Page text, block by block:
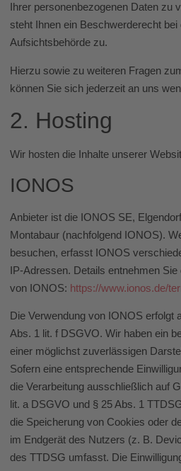
Ihrer personenbezogenen Daten zu
steht Ihnen ein Beschwerderecht bei
Aufsichtsbehörde zu.
Hierzu sowie zu weiteren Fragen
können Sie sich jederzeit an uns
2. Hosting
Wir hosten die Inhalte unserer
IONOS
Anbieter ist die IONOS SE,
Montabaur (nachfolgend IONOS).
besuchen, erfasst IONOS
IP-Adressen. Details entnehmen
von IONOS: https://www.ionos.de/
Die Verwendung von IONOS erfolgt
Abs. 1 lit. f DSGVO. Wir haben ein
einer möglichst zuverlässigen
Sofern eine entsprechende
die Verarbeitung ausschließlich auf
lit. a DSGVO und § 25 Abs. 1
die Speicherung von Cookies oder
im Endgerät des Nutzers (z. B.
des TTDSG umfasst. Die